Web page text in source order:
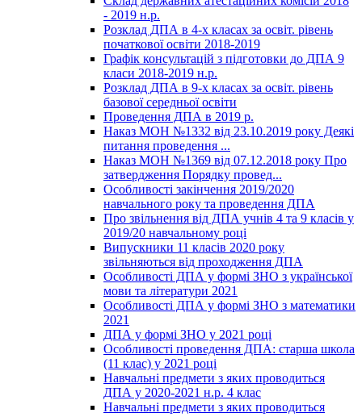
- 2019 н.р.
Розклад ДПА в 4-х класах за освіт. рівень
початкової освіти 2018-2019
Графік консультацій з підготовки до ДПА 9
класи 2018-2019 н.р.
Розклад ДПА в 9-х класах за освіт. рівень
базової середньої освіти
Проведення ДПА в 2019 р.
Наказ МОН №1332 від 23.10.2019 року Деякі
питання проведення ...
Наказ МОН №1369 від 07.12.2018 року Про
затвердження Порядку провед...
Особливості закінчення 2019/2020
навчального року та проведення ДПА
Про звільнення від ДПА учнів 4 та 9 класів у
2019/20 навчальному році
Випускники 11 класів 2020 року
звільняються від проходження ДПА
Особливості ДПА у формі ЗНО з української
мови та літератури 2021
Особливості ДПА у формі ЗНО з математики
2021
ДПА у формі ЗНО у 2021 році
Особливості проведення ДПА: старша школа
(11 клас) у 2021 році
Навчальні предмети з яких проводиться
ДПА у 2020-2021 н.р. 4 клас
Навчальні предмети з яких проводиться